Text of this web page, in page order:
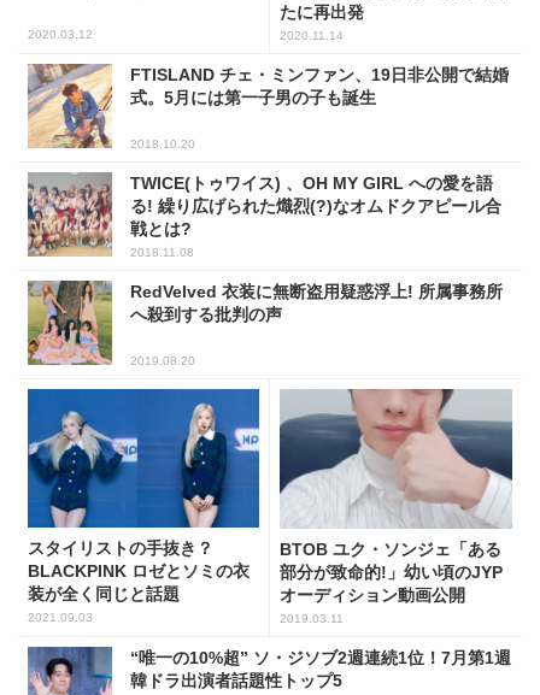
2020.03.12
たに再出発
2020.11.14
FTISLAND チェ・ミンファン、19日非公開で結婚
式。5月には第一子男の子も誕生
2018.10.20
TWICE(トゥワイス) 、OH MY GIRL への愛を語
る! 繰り広げられた熾烈(?)なオムドクアピール合
戦とは?
2018.11.08
RedVelved 衣装に無断盗用疑惑浮上! 所属事務所
へ殺到する批判の声
2019.08.20
スタイリストの手抜き？
BLACKPINK ロゼとソミの衣
装が全く同じと話題
2021.09.03
BTOB ユク・ソンジェ「ある
部分が致命的!」幼い頃のJYP
オーディション動画公開
2019.03.11
“唯一の10%超” ソ・ジソブ2週連続1位！7月第1週
韓ドラ出演者話題性トップ5